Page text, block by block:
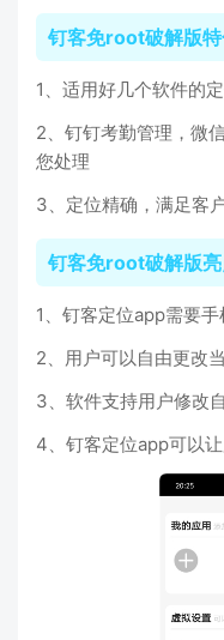
钉客免root破解版
1、适用好几个软件的
2、钉钉考勤管理，微
您处理
3、定位精确，满足客
钉客免root破解版亮
1、钉客定位app需要手
2、用户可以自由更改
3、软件支持用户修改
4、钉客定位app可以